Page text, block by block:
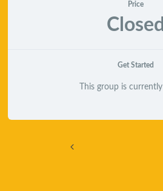
Price
Closed
Get Started
This group is
Navegación de